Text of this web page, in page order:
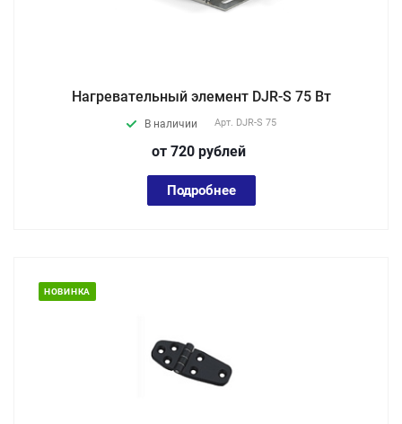
Нагревательный элемент DJR-S 75 Вт
В наличии Арт. DJR-S 75
от 720 рублей
Подробнее
НОВИНКА